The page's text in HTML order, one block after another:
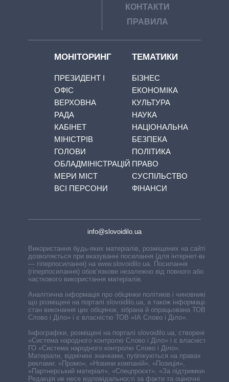
КОНТАКТИ
ПРАВИЛА
МОНІТОРИНГ
ПРЕЗИДЕНТ І
ОФІС
ВЕРХОВНА
РАДА
КАБІНЕТ
МІНІСТРІВ
ГОЛОВИ
ОБЛАДМІНІСТРАЦІЙ
МЕРИ МІСТ
ВСІ ПЕРСОНИ
ТЕМАТИКИ
БІЗНЕС
ЕКОНОМІКА
КУЛЬТУРА
НАУКА
НАЦІОНАЛЬНА
БЕЗПЕКА
ПОЛІТИКА
ПРАВО
СУСПІЛЬСТВО
ФІНАНСИ
info@slovoidilo.ua
Використання будь-яких матеріалів, розміщених на сайті,
дозволяється при вказуванні посилання (для інтернет-видань
— гіперпосилання) на www.slovoidilo.ua. Посилання
(гіперпосилання) обов’язкове незалежно від повного або
часткового використання матеріалів.
Аналітична інформація про обіцянки політиків і чиновників,
що розміщені на порталі slovoidilo.ua, а також інформація про
стан виконання цих обіцянок, зібрана й опрацьована ТОВ «ІА
Слово і Діло» і є власністю ТОВ «ІА Слово і Діло».
Інфографіки, розміщені на порталі slovoidilo.ua, створені ГО
«Система народного контролю Слово і Діло» і є власністю
ГО «Система народного контролю Слово і Діло».
Матеріали, відмічені значками, публікуються на правах
реклами: «Промо», «Новини компаній», «Позиція»,
«Партнерський матеріал», «Спецпроєкт», «За підтримки».
Редакція не несе відповідальності за факти та оціночні